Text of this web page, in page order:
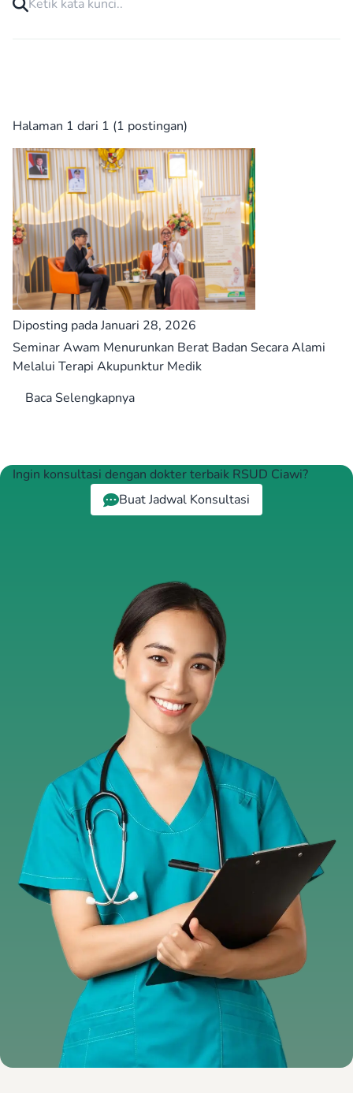
Halaman 1 dari 1 (1 postingan)
Diposting pada Januari 28, 2026
Seminar Awam Menurunkan Berat Badan Secara Alami
Melalui Terapi Akupunktur Medik
Baca Selengkapnya
Ingin konsultasi dengan dokter terbaik RSUD Ciawi?
Buat Jadwal Konsultasi